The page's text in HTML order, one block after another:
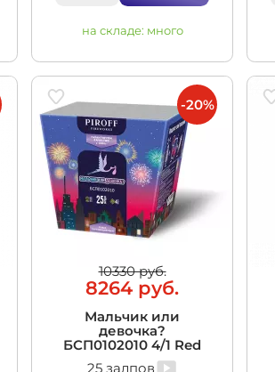
на складе: много
10330 руб.
8264 руб.
Мальчик или
девочка?
БСП0102010 4/1 Red
25 залпов
-20%